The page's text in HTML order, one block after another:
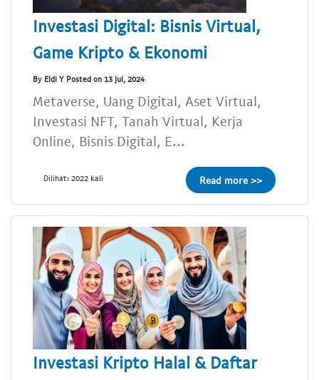
Investasi Digital: Bisnis Virtual,
Game Kripto & Ekonomi
By Eldi Y Posted on 13 Jul, 2024
Metaverse, Uang Digital, Aset Virtual,
Investasi NFT, Tanah Virtual, Kerja
Online, Bisnis Digital, E...
Dilihat: 2022 kali Read more >>
Investasi Kripto Halal & Daftar